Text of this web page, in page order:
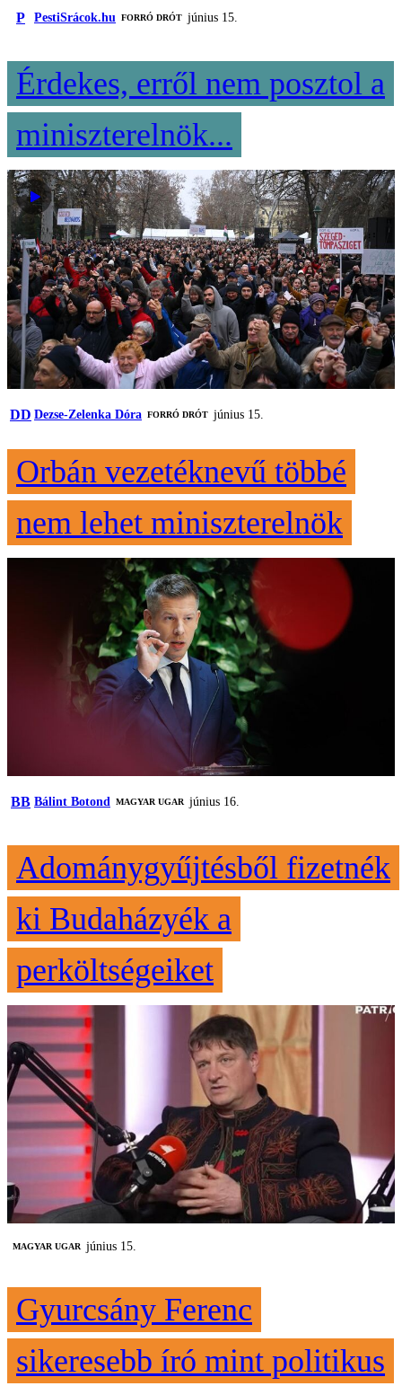
P PestiSrácok.hu FORRÓ DRÓT június 15.
Érdekes, erről nem posztol a
miniszterelnök...
DD Dezse-Zelenka Dóra FORRÓ DRÓT június 15.
Orbán vezetéknevű többé
nem lehet miniszterelnök
BB Bálint Botond MAGYAR UGAR június 16.
Adománygyűjtésből fizetnék
ki Budaházyék a
perköltségeiket
MAGYAR UGAR június 15.
Gyurcsány Ferenc
sikeresebb író mint politikus